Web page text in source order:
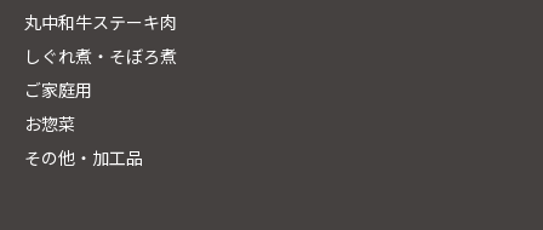
丸中和牛ステーキ肉
しぐれ煮・そぼろ煮
ご家庭用
お惣菜
その他・加工品